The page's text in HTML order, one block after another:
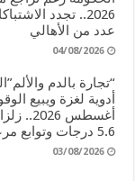
2026.. تجدد
عدد من الأهالي
04/08/2026
أغسطس
5.6 درجات وتوابع مرعبة تهز المحافظات
03/08/2026